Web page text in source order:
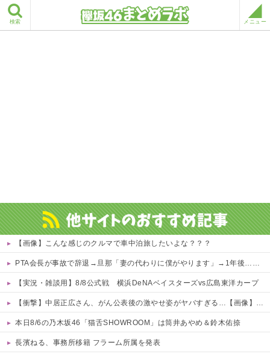
検索 メニュー
【画像】こんな感じのクルマで車中泊旅したいよな？？？
PTA会長が事故で辞退→旦那「妻の代わりに僕がやります」→1年後…名物ガンコジジイを草むしりに召喚、不登校児を学校に復帰させる無双状態にｗｗ
【実況・雑談用】8/8公式戦 横浜DeNAベイスターズvs広島東洋カープ
【衝撃】中居正広さん、がん公表後の激やせ姿がヤバすぎる…【画像】 他
本日8/6の乃木坂46「猫舌SHOWROOM」は筒井あやめ＆鈴木佑捺
長濱ねる、事務所移籍 フラーム所属を発表